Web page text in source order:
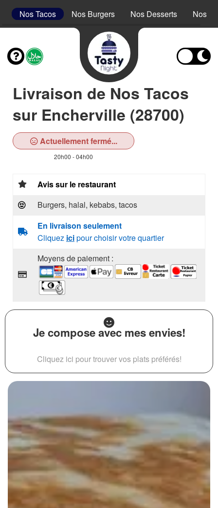
Nos Tacos Nos Burgers Nos Desserts Nos
Livraison de Nos Tacos
sur Encherville (28700)
Actuellement fermé...
20h00 - 04h00
Avis sur le restaurant
Burgers, halal, kebabs, tacos
En livraison seulement
Cliquez icipour choisir votre quartier
Moyens de paiement :
Je compose avec mes envies!
Cliquez ici pour trouver vos plats préférés!